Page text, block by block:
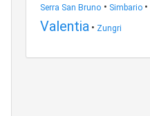
Serra San Bruno • Simbario •
Valentia • Zungri